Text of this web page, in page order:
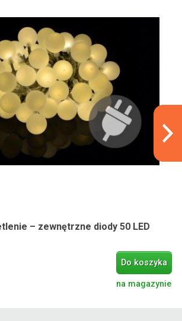
– zewnętrzne diody 50 LED
Do koszyka
na magazynie